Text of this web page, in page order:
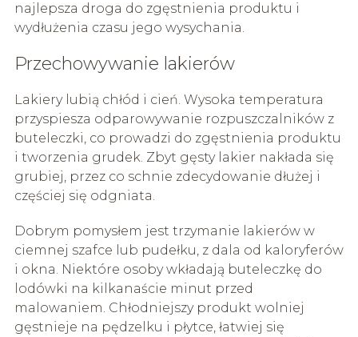
najlepsza droga do zgęstnienia produktu i
wydłużenia czasu jego wysychania.
Przechowywanie lakierów
Lakiery lubią chłód i cień. Wysoka temperatura
przyspiesza odparowywanie rozpuszczalników z
buteleczki, co prowadzi do zgęstnienia produktu
i tworzenia grudek. Zbyt gęsty lakier nakłada się
grubiej, przez co schnie zdecydowanie dłużej i
częściej się odgniata.
Dobrym pomysłem jest trzymanie lakierów w
ciemnej szafce lub pudełku, z dala od kaloryferów
i okna. Niektóre osoby wkładają buteleczkę do
lodówki na kilkanaście minut przed
malowaniem. Chłodniejszy produkt wolniej
gęstnieje na pędzelku i płytce, łatwiej się